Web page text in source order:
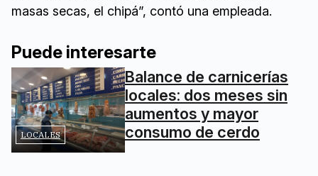
masas secas, el chipá”, contó una empleada.
Puede interesarte
LOCALES
Balance de carnicerías
locales: dos meses sin
aumentos y mayor
consumo de cerdo